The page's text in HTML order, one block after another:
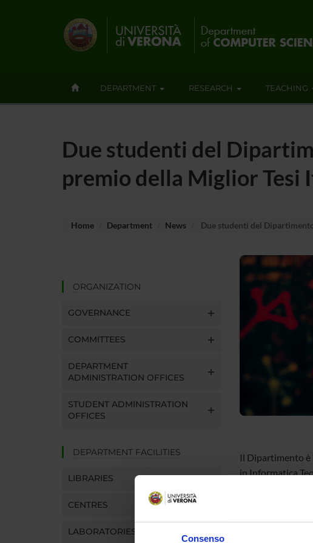
Consenso
DEPARTMENT RESEARCH TEACHING
Due studenti del
premio della Miglior Tesi
Home Department News Due studenti del
ORGANIZATION
GOVERNANCE
COMMITTEES
DEPARTMENT
ADMINISTRATION OFFICES
STUDENT ADMINISTRATION
OFFICES
DEPARTMENT FACILITIES
LIBRARIES
CENTRES
LABORATORIES
Il Dipartimento è
in Informatica
I riconoscimenti